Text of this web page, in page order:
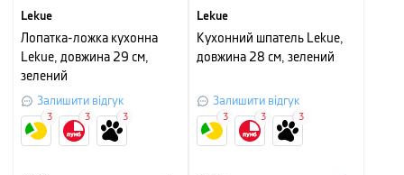
Lekue
Лопатка-ложка кухонна
Lekue, довжина 29 см,
зелений
Залишити відгук
3 3 3
Lekue
Кухонний шпатель Lekue,
довжина 28 см, зелений
Залишити відгук
3 3 3